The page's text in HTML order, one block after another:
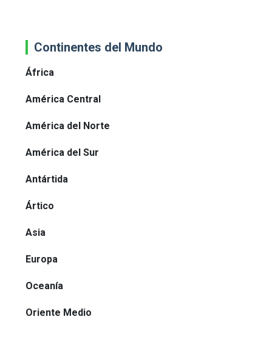
Continentes del Mundo
África
América Central
América del Norte
América del Sur
Antártida
Ártico
Asia
Europa
Oceanía
Oriente Medio